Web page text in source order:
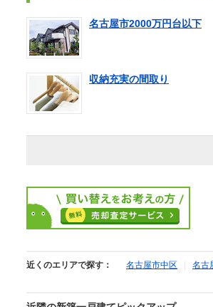
名古屋市2000万円台以下
収納充実の間取り
近くのエリアで探す： 名古屋市中区 名古